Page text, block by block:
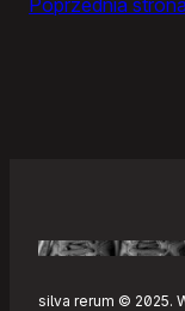
silva rerum © 2025.